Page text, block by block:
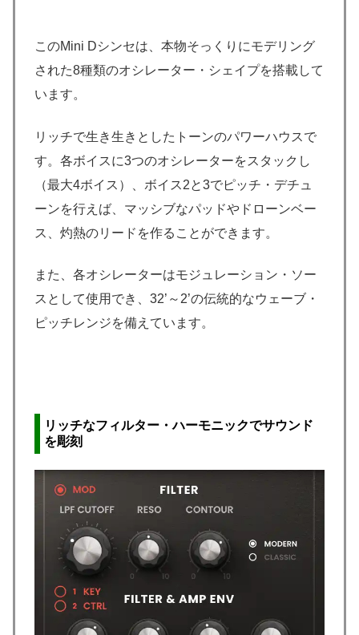
このMini Dシンセは、本物そっくりにモデリング
された8種類のオシレーター・シェイプを搭載して
います。
リッチで生き生きとしたトーンのパワーハウスで
す。各ボイスに3つのオシレーターをスタックし
（最大4ボイス）、ボイス2と3でピッチ・デチュ
ーンを行えば、マッシブなパッドやドローンベー
ス、灼熱のリードを作ることができます。
また、各オシレーターはモジュレーション・ソー
スとして使用でき、32’～2’の伝統的なウェーブ・
ピッチレンジを備えています。
リッチなフィルター・ハーモニックでサウンド
を彫刻